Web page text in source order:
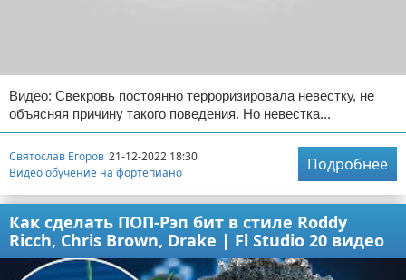
Видео: Свекровь постоянно терроризировала невестку, не
объясняя причину такого поведения. Но невестка...
Святослав Егоров 21-12-2022 18:30
Видео обучение на фортепиано
Подробнее
Как сделать ПОП-Рэп бит в стиле Roddy
Ricch, Chris Brown, Drake | Fl Studio 20 видео